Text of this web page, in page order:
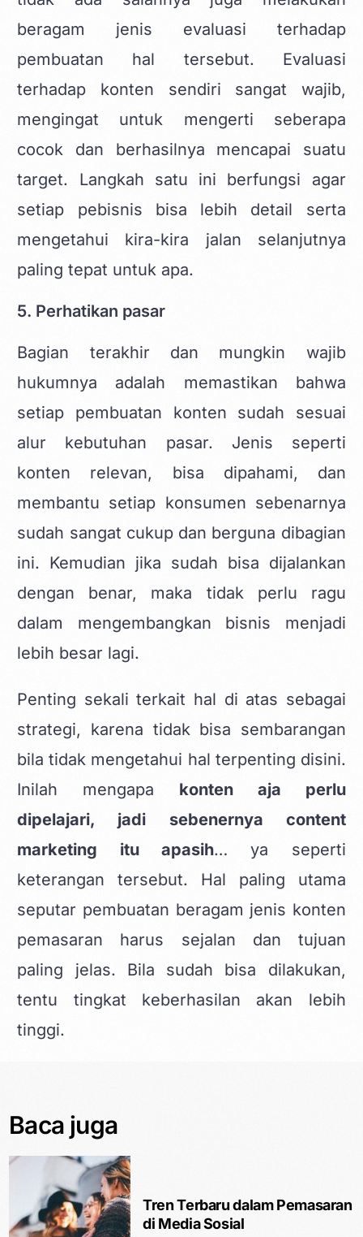
beragam jenis evaluasi terhadap
pembuatan hal tersebut. Evaluasi
terhadap konten sendiri sangat wajib,
mengingat untuk mengerti seberapa
cocok dan berhasilnya mencapai suatu
target. Langkah satu ini berfungsi agar
setiap pebisnis bisa lebih detail serta
mengetahui kira-kira jalan selanjutnya
paling tepat untuk apa.
5. Perhatikan pasar
Bagian terakhir dan mungkin wajib
hukumnya adalah memastikan bahwa
setiap pembuatan konten sudah sesuai
alur kebutuhan pasar. Jenis seperti
konten relevan, bisa dipahami, dan
membantu setiap konsumen sebenarnya
sudah sangat cukup dan berguna dibagian
ini. Kemudian jika sudah bisa dijalankan
dengan benar, maka tidak perlu ragu
dalam mengembangkan bisnis menjadi
lebih besar lagi.
Penting sekali terkait hal di atas sebagai
strategi, karena tidak bisa sembarangan
bila tidak mengetahui hal terpenting disini.
Inilah mengapa konten aja perlu
dipelajari, jadi sebenernya content
marketing itu apasih… ya seperti
keterangan tersebut. Hal paling utama
seputar pembuatan beragam jenis konten
pemasaran harus sejalan dan tujuan
paling jelas. Bila sudah bisa dilakukan,
tentu tingkat keberhasilan akan lebih
tinggi.
Baca juga
Tren Terbaru dalam Pemasaran
di Media Sosial